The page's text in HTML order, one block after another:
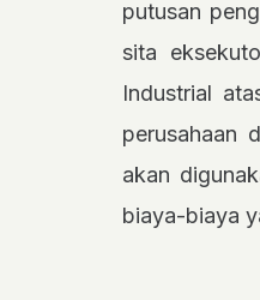
putusan
sita
Industrial
perusahaan
akan
biaya-biaya